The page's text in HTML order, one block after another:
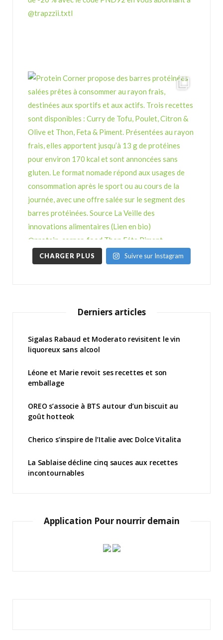
CHARGER PLUS Suivre sur Instagram
Derniers articles
Sigalas Rabaud et Moderato revisitent le vin
liquoreux sans alcool
Léone et Marie revoit ses recettes et son
emballage
OREO s’associe à BTS autour d’un biscuit au
goût hotteok
Cherico s’inspire de l’Italie avec Dolce Vitalita
La Sablaise décline cinq sauces aux recettes
incontournables
Application Pour nourrir demain